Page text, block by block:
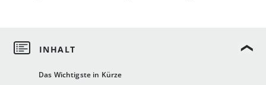
Das Wichtigste in Kürze